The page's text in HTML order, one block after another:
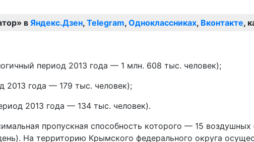
в Яндекс.Дзен, Telegram, Одноклассниках, Вконтакте,
период 2013 года — 1 млн. 608 тыс. человек);
2013 года — 179 тыс. человек);
2013 года — 134 тыс. человек).
пропускная способность которого — 15 воздушных
На территорию Крымского федерального округа